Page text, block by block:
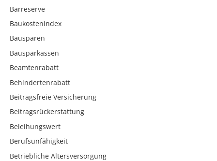
Barreserve
Baukostenindex
Bausparen
Bausparkassen
Beamtenrabatt
Behindertenrabatt
Beitragsfreie Versicherung
Beitragsrückerstattung
Beleihungswert
Berufsunfähigkeit
Betriebliche Altersversorgung